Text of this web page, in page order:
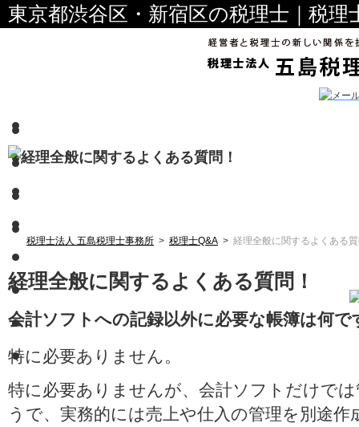
東京都渋谷区・新宿区の税理士｜税
税理士法人 五島税理士事務所 > 税理士Q&A > 経理全般に関するよくある
経理全般に関するよくある質問！
会計ソフトへの記録以外に必要な帳簿は何で
特に必要ありません。
特に必要ありませんが、会計ソフトだけで
うで、実務的には売上や仕入の管理を別途